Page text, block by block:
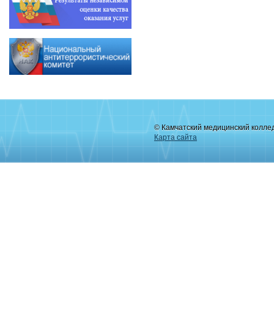
© Камчатский медицинский
Карта сайта